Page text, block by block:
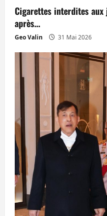
Cigarettes interdites aux
après…
Geo Valin 31 Mai 2026